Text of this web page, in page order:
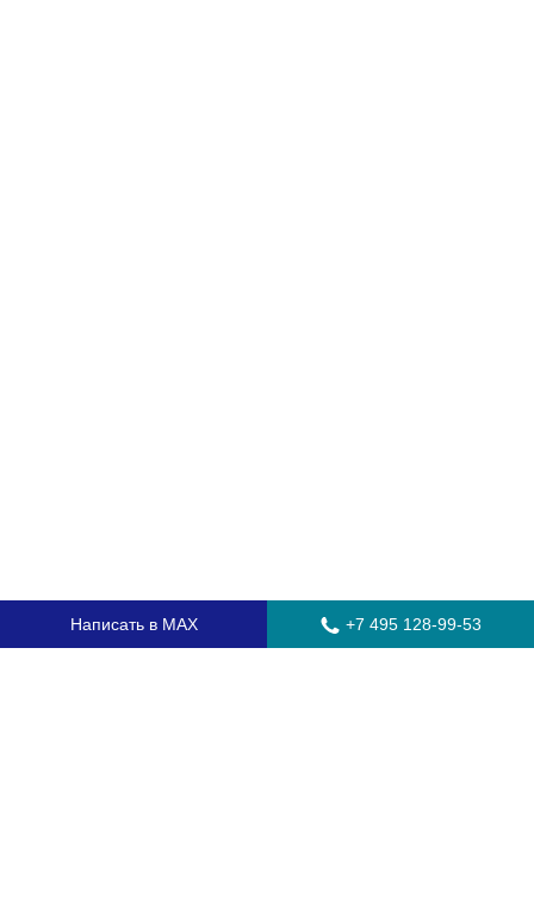
Главная
Написать в MAX +7 495 128-99-53